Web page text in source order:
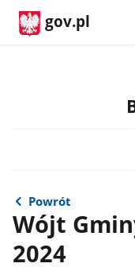
gov.pl
Powrót
Wójt
2024